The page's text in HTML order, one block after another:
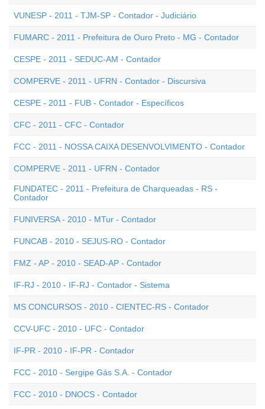
VUNESP - 2011 - TJM-SP - Contador - Judiciário
FUMARC - 2011 - Prefeitura de Ouro Preto - MG - Contador
CESPE - 2011 - SEDUC-AM - Contador
COMPERVE - 2011 - UFRN - Contador - Discursiva
CESPE - 2011 - FUB - Contador - Específicos
CFC - 2011 - CFC - Contador
FCC - 2011 - NOSSA CAIXA DESENVOLVIMENTO - Contador
COMPERVE - 2011 - UFRN - Contador
FUNDATEC - 2011 - Prefeitura de Charqueadas - RS -
Contador
FUNIVERSA - 2010 - MTur - Contador
FUNCAB - 2010 - SEJUS-RO - Contador
FMZ - AP - 2010 - SEAD-AP - Contador
IF-RJ - 2010 - IF-RJ - Contador - Sistema
MS CONCURSOS - 2010 - CIENTEC-RS - Contador
CCV-UFC - 2010 - UFC - Contador
IF-PR - 2010 - IF-PR - Contador
FCC - 2010 - Sergipe Gás S.A. - Contador
FCC - 2010 - DNOCS - Contador